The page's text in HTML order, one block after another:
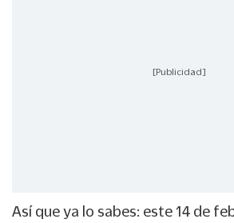
[Publicidad]
Así que ya lo sabes: este 14 de